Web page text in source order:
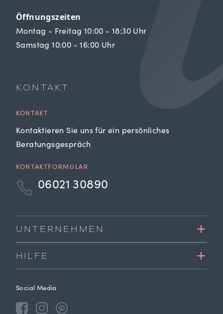
Öffnungszeiten
Montag - Freitag 10:00 - 18:30 Uhr
Samstag 10:00 - 16:00 Uhr
KONTAKT
KONTAKT
Kontaktieren Sie uns für ein persönliches
Beratungsgespräch
KONTAKTFORMULAR
06021 30890
UNTERNEHMEN
HILFE
Social Media